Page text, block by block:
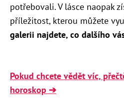
potřebovali. V lásce naopak
příležitost, kterou můžete
galerii najdete, co dalšího
Pokud chcete vědět víc,
horoskop ➔